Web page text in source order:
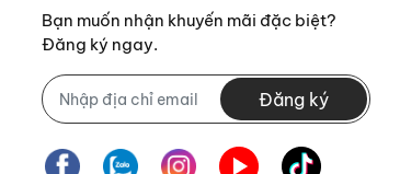
Bạn muốn nhận khuyến mãi đặc biệt?
Đăng ký ngay.
Đăng ký